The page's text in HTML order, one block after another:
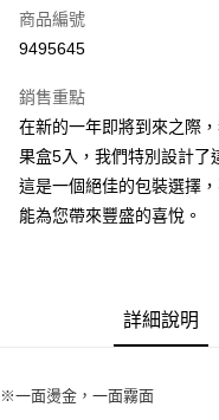
超商取貨付款
Apple Pay
街口支付
悠遊付
【關於「AFTEE先享後付」】
便利好安心！
商品編號
9495645
銷售重點
在新的一年即將到來之際
果盒5入，我們特別設計了
這是一個絕佳的包裝選擇
能為您帶來豐盛的喜悅。
詳細說明
※一面燙金，一面霧面